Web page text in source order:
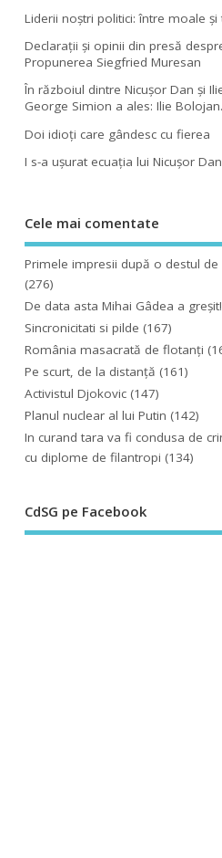
Liderii noştri politici: între moale şi
Declaraţii şi opinii din presă
Propunerea Siegfried Muresan
În războiul dintre Nicuşor Dan şi
George Simion a ales: Ilie Bolojan.
Doi idioţi care gândesc cu fierea
I s-a uşurat ecuaţia lui Nicuşor Dan
Cele mai comentate
Primele impresii după o destul de
(276)
De data asta Mihai Gâdea a greşit!
Sincronicitati si pilde (167)
România masacrată de flotanţi
Pe scurt, de la distanță (161)
Activistul Djokovic (147)
Planul nuclear al lui Putin (142)
In curand tara va fi condusa de
cu diplome de filantropi (134)
CdSG pe Facebook